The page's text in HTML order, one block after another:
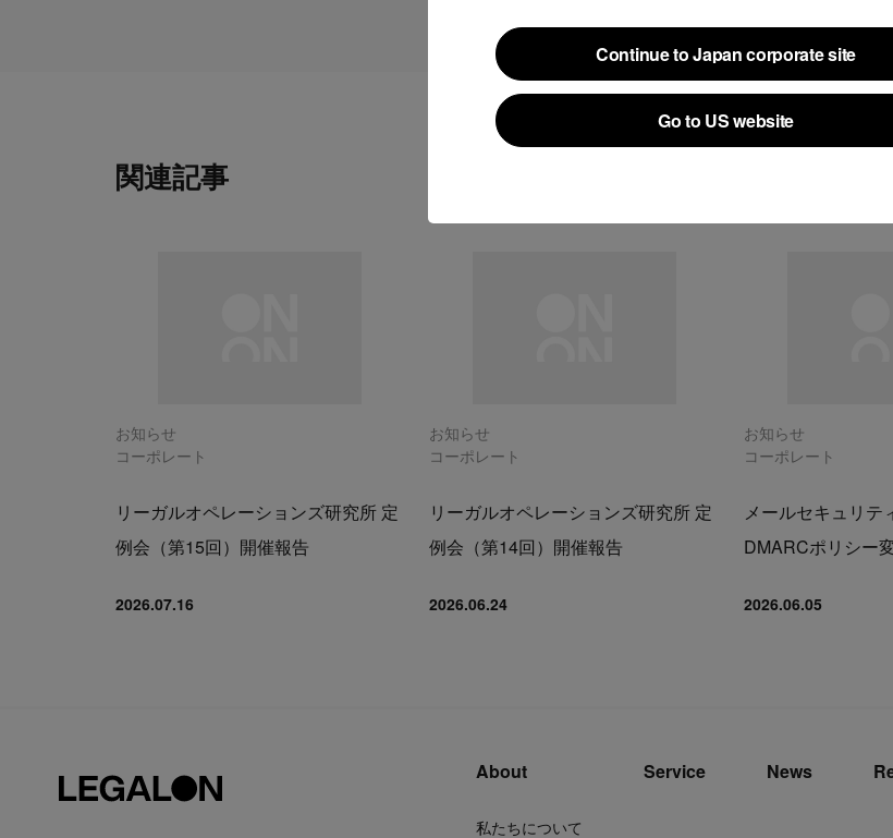
Continue to Japan corporate site
Continue to Japan corporate site
Go to US website
Go to US website
関連記事
お知らせ
コーポレート
リーガルオペレーションズ研究所 定
例会（第15回）開催報告
2026.07.16
お知らせ
コーポレート
リーガルオペレーションズ研究所 定
例会（第14回）開催報告
2026.06.24
お知らせ
コーポレート
メールセキュリテ
DMARCポリシー
2026.06.05
About
私たちについて
Service News